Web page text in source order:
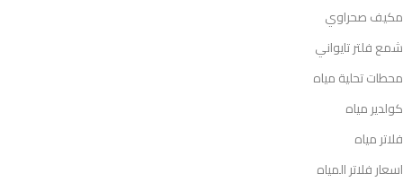
مكيف صحراوي
شمع فلتر تايواني
محطات تحلية مياه
كولدير مياه
فلاتر مياه
اسعار فلاتر المياه